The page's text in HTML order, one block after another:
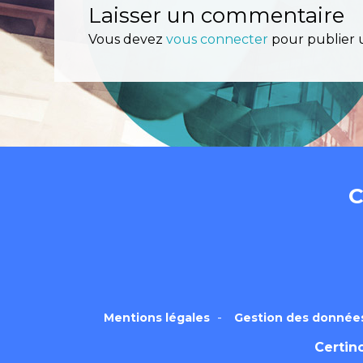
Nos OIDs
Résultat du
Certinomis
Service
Laisser un commentaire
Vous devezvous connecter pour publier
Mentions légales Gestion des